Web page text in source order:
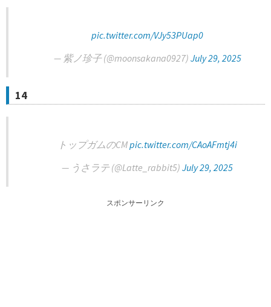
pic.twitter.com/VJy53PUap0
— 紫ノ珍子 (@moonsakana0927) July 29, 2025
14
トップガムのCMpic.twitter.com/CAoAFmtj4i
— うさラテ (@Latte_rabbit5) July 29, 2025
スポンサーリンク